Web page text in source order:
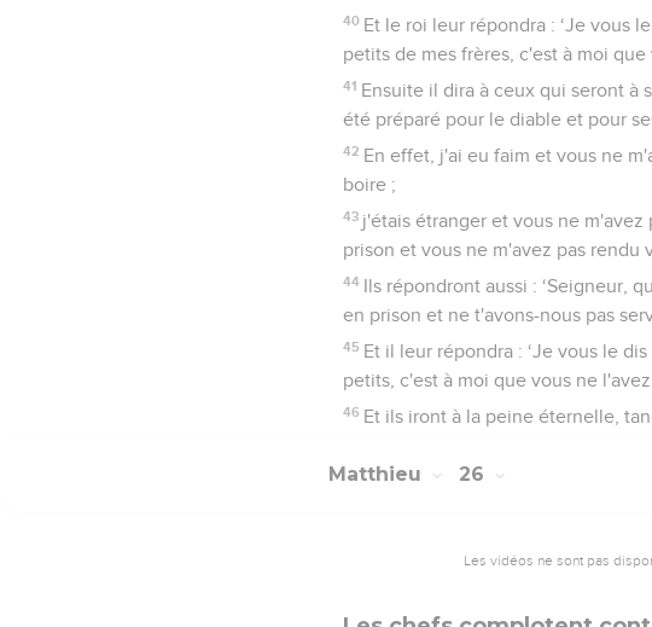
40 Et le roi leur répondra : ‘Je vous
petits de mes frères, c'est à moi que
41 Ensuite il dira à ceux qui seront à
été préparé pour le diable et pour
42 En effet, j'ai eu faim et vous ne
boire ;
43 j'étais étranger et vous ne
prison et vous ne m'avez pas rendu
44 Ils répondront aussi : ‘Seigneur,
en prison et ne t'avons-nous pas
45 Et il leur répondra : ‘Je vous le
petits, c'est à moi que vous ne l'avez
46 Et ils iront à la peine éternelle,
Matthieu 26
Les vidéos ne sont pas